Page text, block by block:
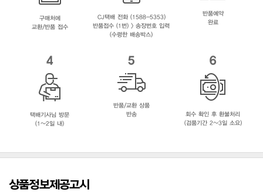
구매처에
교환/반품 접수
CJ택배 전화 (1588-5353)
반품접수 (1번) > 송장번호 입력
(수령한 배송박스)
반품예약
완료
4
택배기사님 방문
(1~2일 내)
5
반품/교환 상품
반송
6
회수 확인 후 환불처리
(검품기간 2~3일 소요)
상품정보제공고시